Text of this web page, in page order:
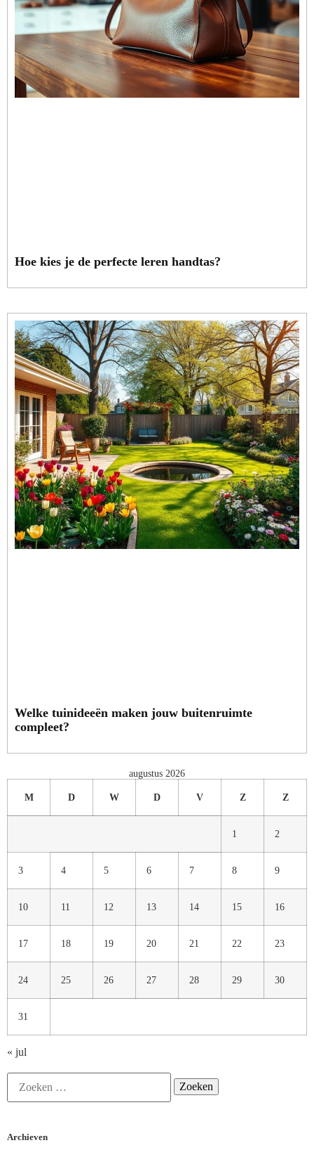
Hoe kies je de perfecte leren handtas?
Welke tuinideeën maken jouw buitenruimte
compleet?
augustus 2026
M D W D V Z Z
1 2
3 4 5 6 7 8 9
10 11 12 13 14 15 16
17 18 19 20 21 22 23
24 25 26 27 28 29 30
31
« jul
Archieven